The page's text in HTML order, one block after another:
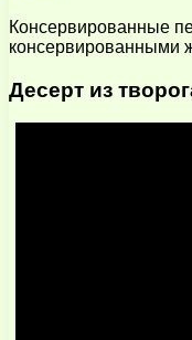
Консервированные
консервированными
Десерт из